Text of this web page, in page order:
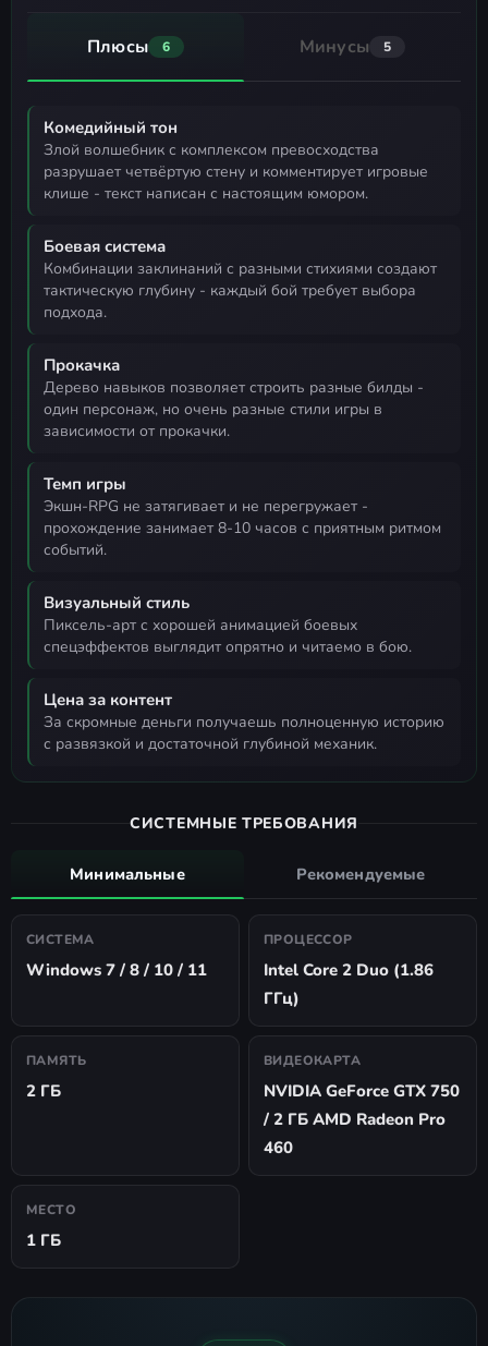
Плюсы 6 Минусы 5
Комедийный тон
злой волшебник с комплексом превосходства
разрушает четвёртую стену и комментирует игровые
клише - текст написан с настоящим юмором.
Боевая система
комбинации заклинаний с разными стихиями создают
тактическую глубину - каждый бой требует выбора
подхода.
Прокачка
дерево навыков позволяет строить разные билды -
один персонаж, но очень разные стили игры в
зависимости от прокачки.
Темп игры
экшн-RPG не затягивает и не перегружает -
прохождение занимает 8-10 часов с приятным ритмом
событий.
Визуальный стиль
пиксель-арт с хорошей анимацией боевых
спецэффектов выглядит опрятно и читаемо в бою.
Цена за контент
за скромные деньги получаешь полноценную историю
с развязкой и достаточной глубиной механик.
СИСТЕМНЫЕ ТРЕБОВАНИЯ
Минимальные Рекомендуемые
СИСТЕМА
Windows 7 / 8 / 10 / 11
ПРОЦЕССОР
Intel Core 2 Duo (1.86
ГГц)
ПАМЯТЬ
2 ГБ
ВИДЕОКАРТА
NVIDIA GeForce GTX 750
/ 2 ГБ AMD Radeon Pro
460
МЕСТО
1 ГБ